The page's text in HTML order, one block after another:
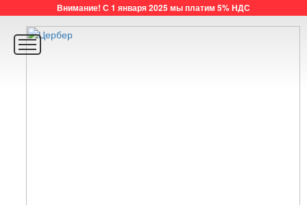
Внимание! С 1 января 2025 мы платим 5% НДС